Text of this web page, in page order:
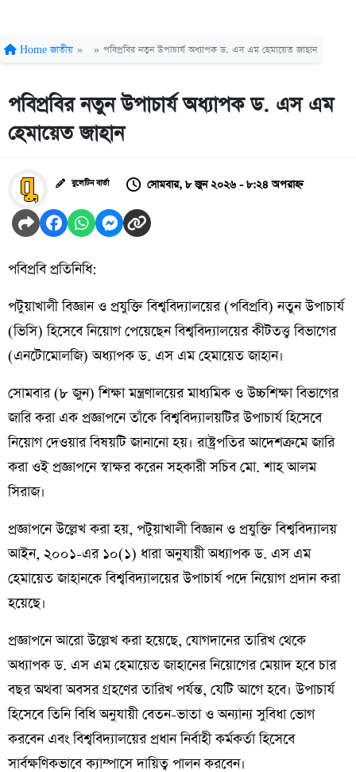
Home জাতীয় » » পবিপ্রবির নতুন উপাচার্য অধ্যাপক ড. এস এম হেমায়েত জাহান
পবিপ্রবির নতুন উপাচার্য অধ্যাপক ড. এস এম
হেমায়েত জাহান
বুলেটিন বার্তা সোমবার, ৮ জুন ২০২৬ - ৮:২৪ অপরাহ্ন
পবিপ্রবি প্রতিনিধি:
পটুয়াখালী বিজ্ঞান ও প্রযুক্তি বিশ্ববিদ্যালয়ের (পবিপ্রবি) নতুন উপাচার্য
(ভিসি) হিসেবে নিয়োগ পেয়েছেন বিশ্ববিদ্যালয়ের কীটতত্ত্ব বিভাগের
(এনটোমোলজি) অধ্যাপক ড. এস এম হেমায়েত জাহান।
সোমবার (৮ জুন) শিক্ষা মন্ত্রণালয়ের মাধ্যমিক ও উচ্চশিক্ষা বিভাগের
জারি করা এক প্রজ্ঞাপনে তাঁকে বিশ্ববিদ্যালয়টির উপাচার্য হিসেবে
নিয়োগ দেওয়ার বিষয়টি জানানো হয়। রাষ্ট্রপতির আদেশক্রমে জারি
করা ওই প্রজ্ঞাপনে স্বাক্ষর করেন সহকারী সচিব মো. শাহ আলম
সিরাজ।
প্রজ্ঞাপনে উল্লেখ করা হয়, পটুয়াখালী বিজ্ঞান ও প্রযুক্তি বিশ্ববিদ্যালয়
আইন, ২০০১-এর ১০(১) ধারা অনুযায়ী অধ্যাপক ড. এস এম
হেমায়েত জাহানকে বিশ্ববিদ্যালয়ের উপাচার্য পদে নিয়োগ প্রদান করা
হয়েছে।
প্রজ্ঞাপনে আরো উল্লেখ করা হয়েছে, যোগদানের তারিখ থেকে
অধ্যাপক ড. এস এম হেমায়েত জাহানের নিয়োগের মেয়াদ হবে চার
বছর অথবা অবসর গ্রহণের তারিখ পর্যন্ত, যেটি আগে হবে। উপাচার্য
হিসেবে তিনি বিধি অনুযায়ী বেতন-ভাতা ও অন্যান্য সুবিধা ভোগ
করবেন এবং বিশ্ববিদ্যালয়ের প্রধান নির্বাহী কর্মকর্তা হিসেবে
সার্বক্ষণিকভাবে ক্যাম্পাসে দায়িত্ব পালন করবেন।